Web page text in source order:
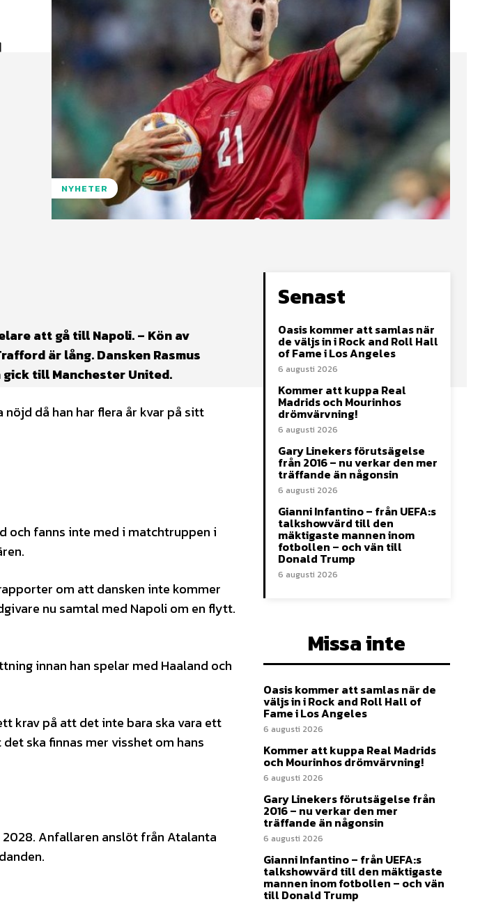
NYHETER
att gå till Napoli. – Kön av
är lång. Dansken Rasmus
till Manchester United.
då han har flera år kvar på sitt
och fanns inte med i matchtruppen i
om att dansken inte kommer
nu samtal med Napoli om en flytt.
innan han spelar med Haaland och
krav på att det inte bara ska vara ett
ska finnas mer visshet om hans
Anfallaren anslöt från Atalanta
Senast
Oasis kommer att samlas när
de väljs in i Rock and Roll Hall
of Fame i Los Angeles
6 augusti 2026
Kommer att kuppa Real
Madrids och Mourinhos
drömvärvning!
6 augusti 2026
Gary Linekers förutsägelse
från 2016 – nu verkar den mer
träffande än någonsin
6 augusti 2026
Gianni Infantino – från UEFA:s
talkshowvärd till den
mäktigaste mannen inom
fotbollen – och vän till
Donald Trump
6 augusti 2026
Missa inte
Oasis kommer att samlas när de
väljs in i Rock and Roll Hall of
Fame i Los Angeles
6 augusti 2026
Kommer att kuppa Real Madrids
och Mourinhos drömvärvning!
6 augusti 2026
Gary Linekers förutsägelse från
2016 – nu verkar den mer
träffande än någonsin
6 augusti 2026
Gianni Infantino – från UEFA:s
talkshowvärd till den mäktigaste
mannen inom fotbollen – och vän
till Donald Trump